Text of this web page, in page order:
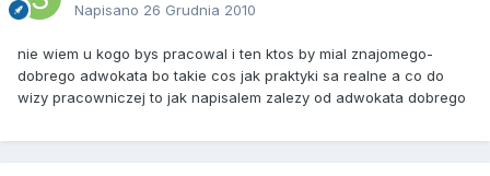
Napisano 26 Grudnia 2010
nie wiem u kogo bys pracowal i ten ktos by mial znajomego-
dobrego adwokata bo takie cos jak praktyki sa realne a co do
wizy pracowniczej to jak napisalem zalezy od adwokata dobrego